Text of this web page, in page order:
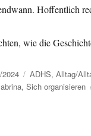
Hoffentlich
wie die
2024 Kategorien
ADHS,Alltag/
,Sich organisieren